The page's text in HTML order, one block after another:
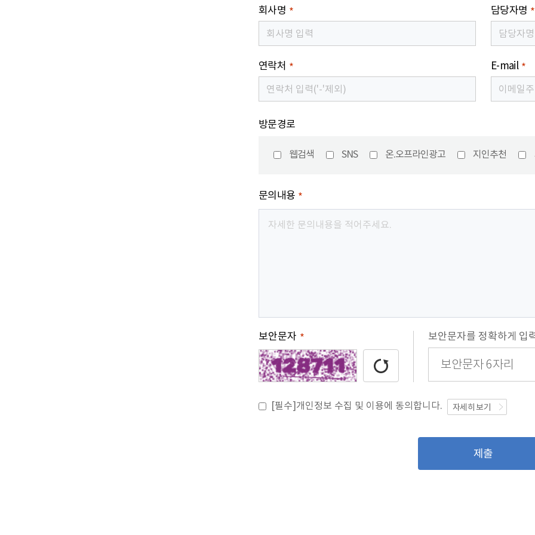
회사명 * 담당자명 *
연락처 * E-mail *
방문경로
웹검색 SNS 온.오프라인광고 지인추천
문의내용 *
보안문자 * 보안문자를 정확하게 입
[필수]개인정보 수집 및 이용에 동의합니다.